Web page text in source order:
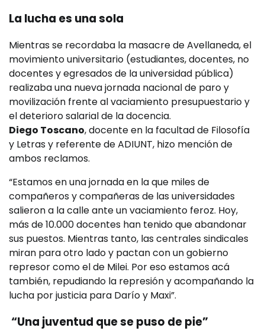
La lucha es una sola
Mientras se recordaba la masacre de Avellaneda, el
movimiento universitario (estudiantes, docentes, no
docentes y egresados de la universidad pública)
realizaba una nueva jornada nacional de paro y
movilización frente al vaciamiento presupuestario y
el deterioro salarial de la docencia.
Diego Toscano, docente en la facultad de Filosofía
y Letras y referente de ADIUNT, hizo mención de
ambos reclamos.
“Estamos en una jornada en la que miles de
compañeros y compañeras de las universidades
salieron a la calle ante un vaciamiento feroz. Hoy,
más de 10.000 docentes han tenido que abandonar
sus puestos. Mientras tanto, las centrales sindicales
miran para otro lado y pactan con un gobierno
represor como el de Milei. Por eso estamos acá
también, repudiando la represión y acompañando la
lucha por justicia para Darío y Maxi”.
“Una juventud que se puso de pie”